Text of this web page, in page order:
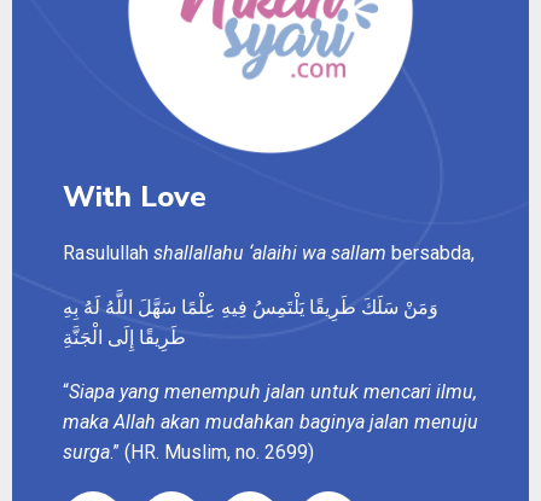
With Love
Rasulullah shallallahu ‘alaihi wa sallam bersabda,
وَمَنْ سَلَكَ طَرِيقًا يَلْتَمِسُ فِيهِ عِلْمًا سَهَّلَ اللَّهُ لَهُ بِهِ
طَرِيقًا إِلَى الْجَنَّةِ
“Siapa yang menempuh jalan untuk mencari ilmu,
maka Allah akan mudahkan baginya jalan menuju
surga.” (HR. Muslim, no. 2699)